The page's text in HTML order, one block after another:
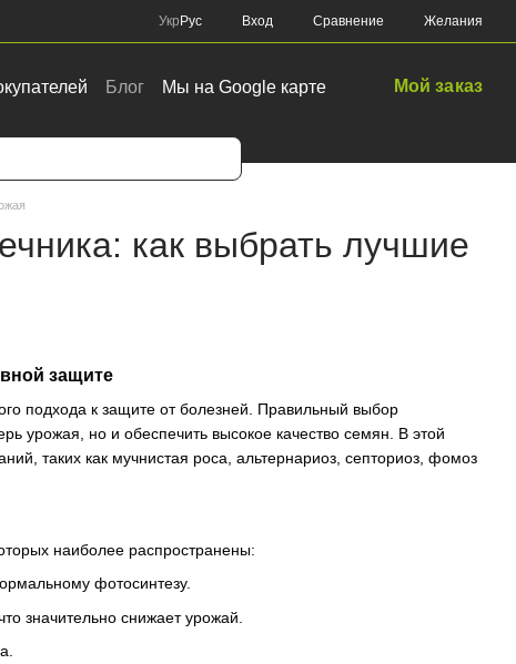
Укр Рус Вход Сравнение Желания
Блог
Мы на Google карте
Мой заказ
как выбрать лучшие
защите
подхода к защите от болезней. Правильный выбор
урожая, но и обеспечить высокое качество семян. В этой
таких как мучнистая роса, альтернариоз, септориоз, фомоз
наиболее распространены:
фотосинтезу.
значительно снижает урожай.